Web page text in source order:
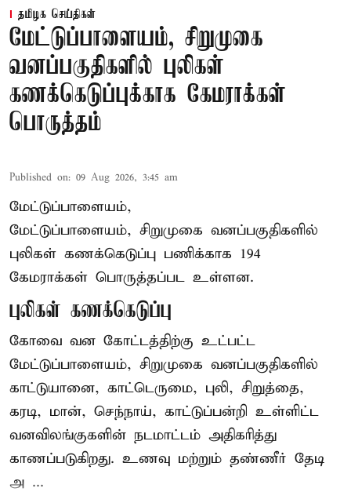
தமிழக செய்திகள்
மேட்டுப்பாளையம், சிறுமுகை
வனப்பகுதிகளில் புலிகள்
கணக்கெடுப்புக்காக கேமராக்கள்
பொருத்தம்
Published on: 09 Aug 2026, 3:45 am
மேட்டுப்பாளையம்,
மேட்டுப்பாளையம், சிறுமுகை வனப்பகுதிகளில்
புலிகள் கணக்கெடுப்பு பணிக்காக 194
கேமராக்கள் பொருத்தப்பட உள்ளன.
புலிகள் கணக்கெடுப்பு
கோவை வன கோட்டத்திற்கு உட்பட்ட
மேட்டுப்பாளையம், சிறுமுகை வனப்பகுதிகளில்
காட்டுயானை, காட்டெருமை, புலி, சிறுத்தை,
கரடி, மான், செந்நாய், காட்டுப்பன்றி உள்ளிட்ட
வனவிலங்குகளின் நடமாட்டம் அதிகரித்து
காணப்படுகிறது. உணவு மற்றும் தண்ணீர் தேடி
அ ...